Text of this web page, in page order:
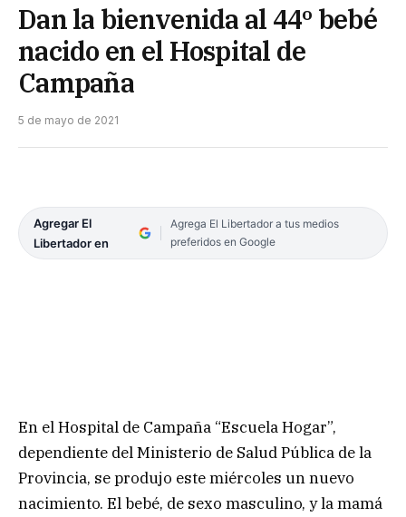
Dan la bienvenida al 44º bebé
nacido en el Hospital de
Campaña
5 de mayo de 2021
Agregar El
Libertador en
Agrega El Libertador a tus medios
preferidos en Google
En el Hospital de Campaña “Escuela Hogar”,
dependiente del Ministerio de Salud Pública de la
Provincia, se produjo este miércoles un nuevo
nacimiento. El bebé, de sexo masculino, y la mamá